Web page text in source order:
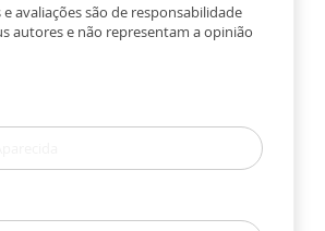
avaliações são de responsabilidade
autores e não representam a opinião